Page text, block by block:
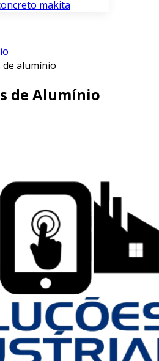
makita
de alumínio
de Alumínio